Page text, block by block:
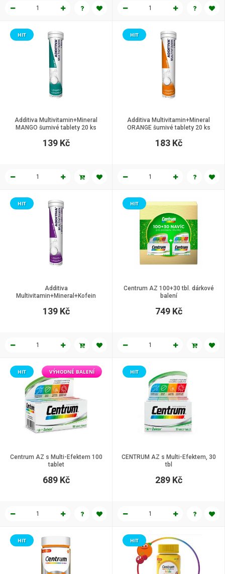
Additiva Multivitamin+Mineral
MANGO šumivé tablety 20 ks
HIT
139 Kč
Additiva Multivitamin+Mineral
ORANGE šumivé tablety 20 ks
HIT
183 Kč
Additiva
Multivitamin+Mineral+Kofein
HIT
139 Kč
Centrum AZ 100+30 tbl. dárkové
balení
HIT
749 Kč
Centrum AZ s Multi-Efektem 100
tablet
HIT VÝHODNÉ BALENÍ
689 Kč
CENTRUM AZ s Multi-Efektem, 30
tbl
HIT
289 Kč
HIT HIT